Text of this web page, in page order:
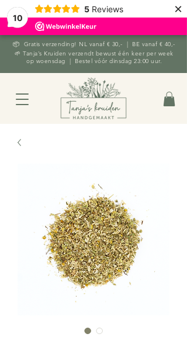
10
5 Reviews ×
📦 Gratis verzending! NL vanaf € 30,- | BE vanaf € 40,-
🌱 Tanja’s Kruiden verzendt bewust één keer per week
op woensdag | Bestel vóór dinsdag 23:00 uur.